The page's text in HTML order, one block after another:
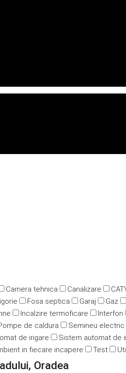
Camera tehnica Canalizare
Fosa septica Garaj Gaz
Incalzire termoficare Interfon
de caldura Semineu electric
de irigare Sistem automat de
in fiecare incapere Test
Oradea